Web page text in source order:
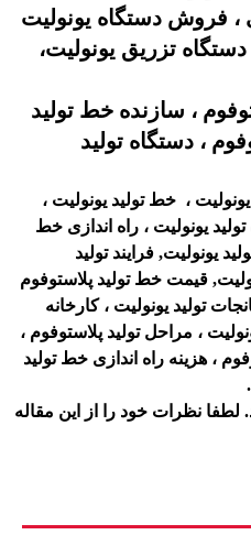
فروش دستگاه یونولیت
تزریق یونولیت،
، سازنده خط تولید
، دستگاه تولید
، خط تولید یونولیت ،
یونولیت ، راه اندازی خط
یونولیت, فرایند تولید
قیمت خط تولید پلاستوفوم
تولید یونولیت ، کارخانه
، مراحل تولید پلاستوفوم ،
، هزینه راه اندازی خط تولید
لطفا نظرات خود را از این مقاله